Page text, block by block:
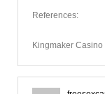
References:
Kingmaker